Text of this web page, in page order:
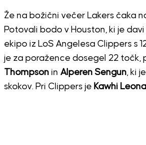
Že na božični večer Lakers čaka
Potovali bodo v Houston, ki je
ekipo iz LoS Angelesa Clippers s
je za poražence dosegel 22 točk,
Thompson in Alperen Sengun, ki
skokov. Pri Clippers je Kawhi